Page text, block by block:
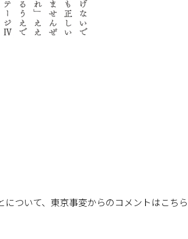
ついて、東京事変からのコメントはこちら